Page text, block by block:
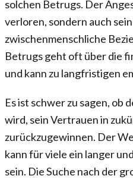
solchen Betrugs. Der
verloren, sondern auch
zwischenmenschliche
Betrugs geht oft über die
und kann zu langfristigen
Es ist schwer zu sagen, ob
wird, sein Vertrauen in
zurückzugewinnen. Der
kann für viele ein langer
sein. Die Suche nach der